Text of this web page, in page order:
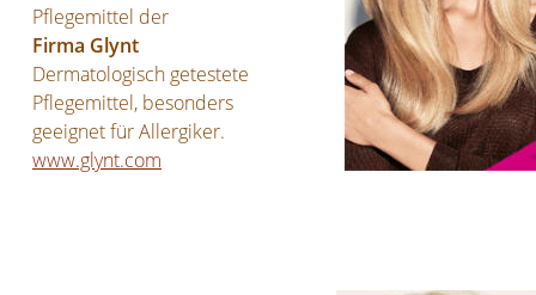
Pflegemittel der
Firma Glynt
Dermatologisch getestete
Pflegemittel, besonders
geeignet für Allergiker.
www.glynt.com